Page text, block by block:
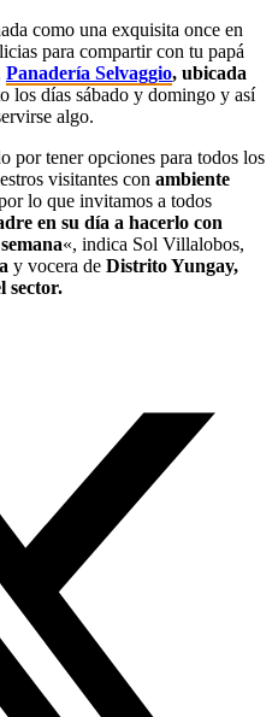
como una exquisita once en
para compartir con tu papá
Panadería Selvaggio, ubicada
los días sábado y domingo y así
algo.
por tener opciones para todos los
visitantes con ambiente
lo que invitamos a todos
en su día a hacerlo con
«, indica Sol Villalobos,
y vocera de Distrito Yungay,
sector.